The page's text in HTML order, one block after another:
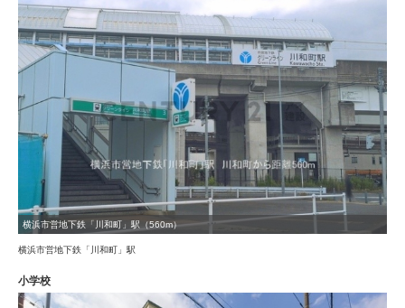
横浜市営地下鉄「川和町」駅（560m）
横浜市営地下鉄「川和町」駅
小学校